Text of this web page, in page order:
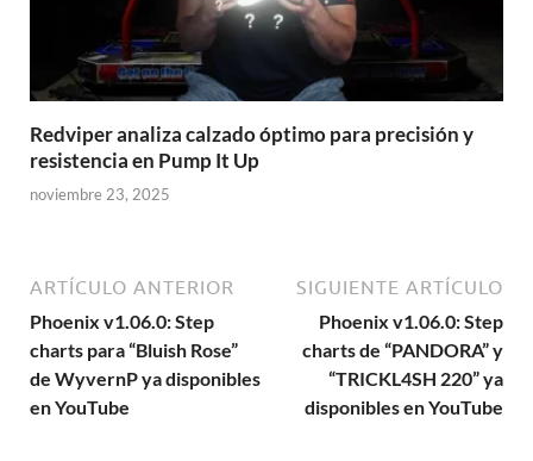
Redviper analiza calzado óptimo para precisión y
resistencia en Pump It Up
noviembre 23, 2025
ARTÍCULO ANTERIOR
Phoenix v1.06.0: Step
charts para “Bluish Rose”
de WyvernP ya disponibles
en YouTube
SIGUIENTE ARTÍCULO
Phoenix v1.06.0: Step
charts de “PANDORA” y
“TRICKL4SH 220” ya
disponibles en YouTube